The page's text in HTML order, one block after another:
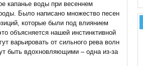
капанье воды при весеннем
Было написано множество песен
которые были под влиянием
объясняется нашей инстинктивной
варьировать от сильного рева волн
быть вдохновляющими – одна из-за